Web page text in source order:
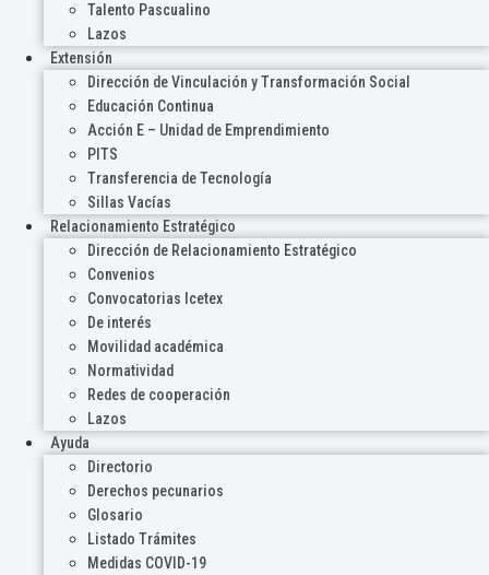
Talento Pascualino
Lazos
Extensión
Dirección de Vinculación y Transformación Social
Educación Continua
Acción E – Unidad de Emprendimiento
PITS
Transferencia de Tecnología
Sillas Vacías
Relacionamiento Estratégico
Dirección de Relacionamiento Estratégico
Convenios
Convocatorias Icetex
De interés
Movilidad académica
Normatividad
Redes de cooperación
Lazos
Ayuda
Directorio
Derechos pecunarios
Glosario
Listado Trámites
Medidas COVID-19